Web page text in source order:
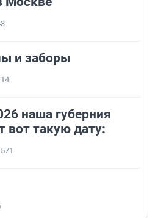
и заборы
наша губерния
вот такую дату:
571